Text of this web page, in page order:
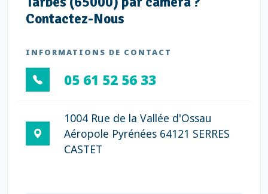
Contactez-Nous
INFORMATIONS DE CONTACT
05 61 52 56 33
1004 Rue de la Vallée d'Ossau
Aéropole Pyrénées 64121 SERRES
CASTET